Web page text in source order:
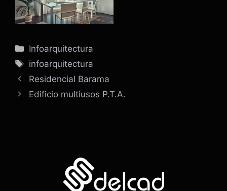
Categorías
Infoarquitectura
Etiquetas
infoarquitectura
Residencial Barama
Edificio multiusos P.T.A.